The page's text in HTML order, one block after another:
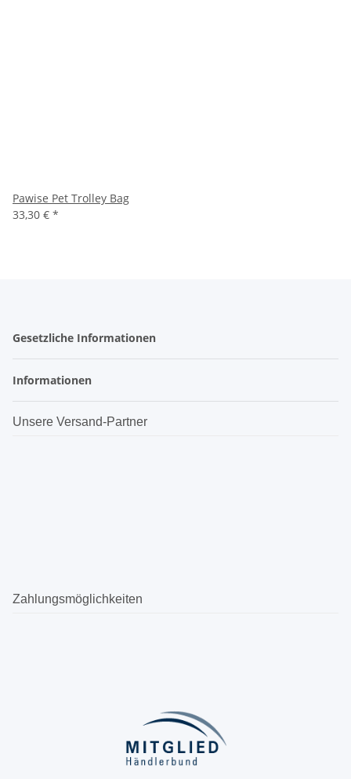
Pawise Pet Trolley Bag
33,30 € *
Gesetzliche Informationen
Informationen
Unsere Versand-Partner
Zahlungsmöglichkeiten